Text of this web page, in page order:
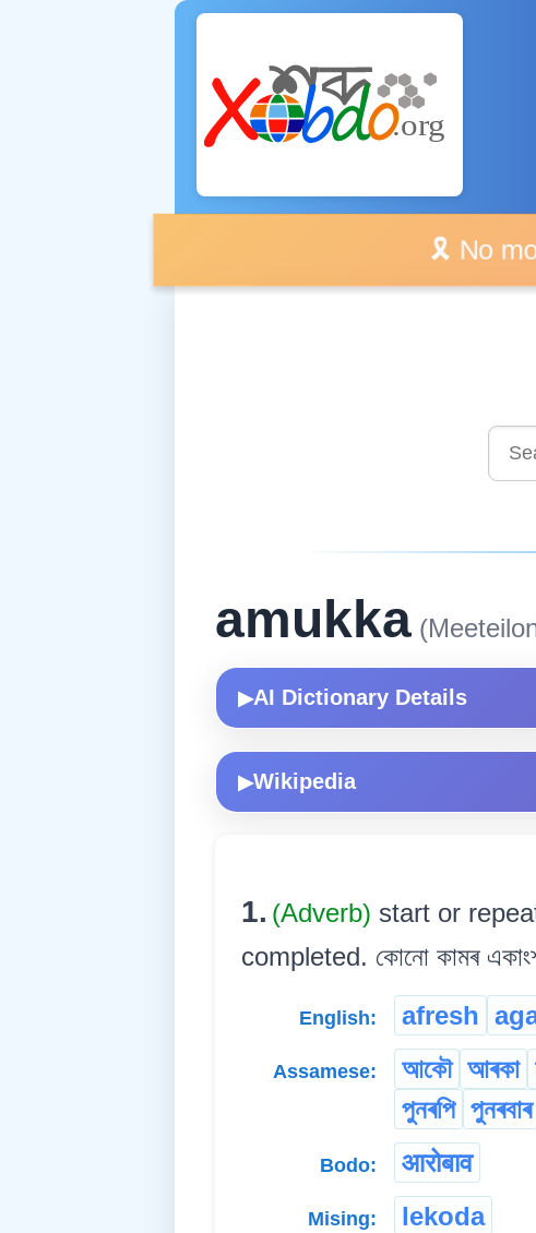
🎗️ No
amukka
▶AI Dictionary Details
▶Wikipedia
1. (Adverb) start or
completed. কোনো কামৰ
English: afresh
Assamese: আকৌ আৰকা
পুনৰপি পুনৰবাৰ
Bodo: आरोबाव
Mising: lekoda